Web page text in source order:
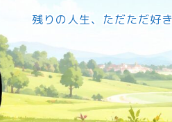
残りの人生、ただただ好